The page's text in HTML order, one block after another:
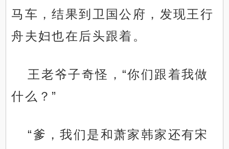
马车，结果到卫国公府，发现王行
舟夫妇也在后头跟着。
王老爷子奇怪，“你们跟着我做
什么？”
“爹，我们是和萧家韩家还有宋